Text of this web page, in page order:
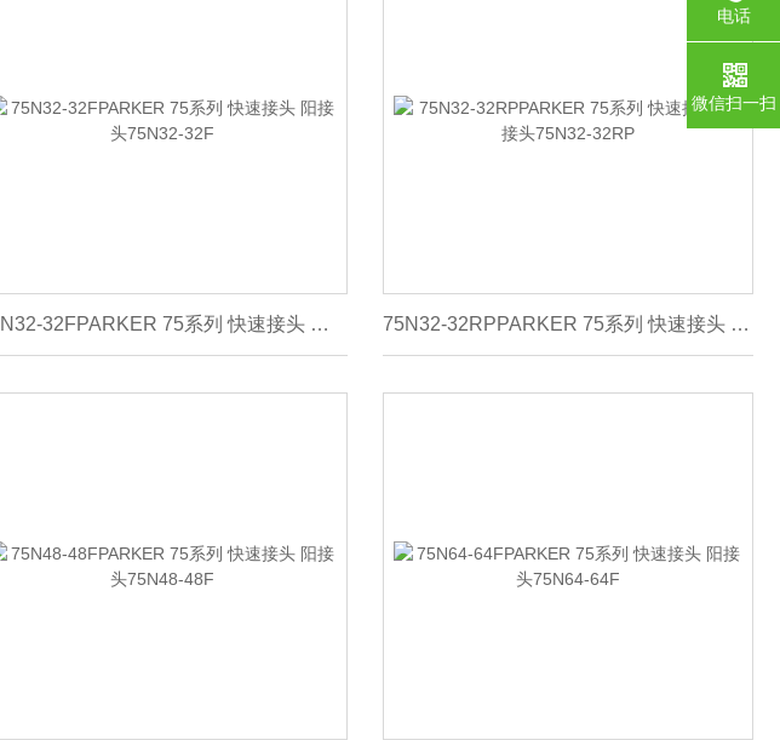
75N32-32FPARKER 75系列 快速接头 阳接头75N32-32F 75N32-32RPPARKER 75系列 快速接头 阳接头75N32-32RP
电话
微信扫一扫